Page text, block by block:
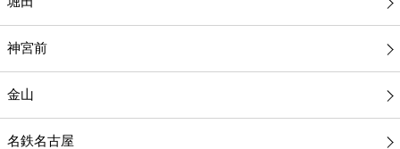
神宮前
金山
名鉄名古屋